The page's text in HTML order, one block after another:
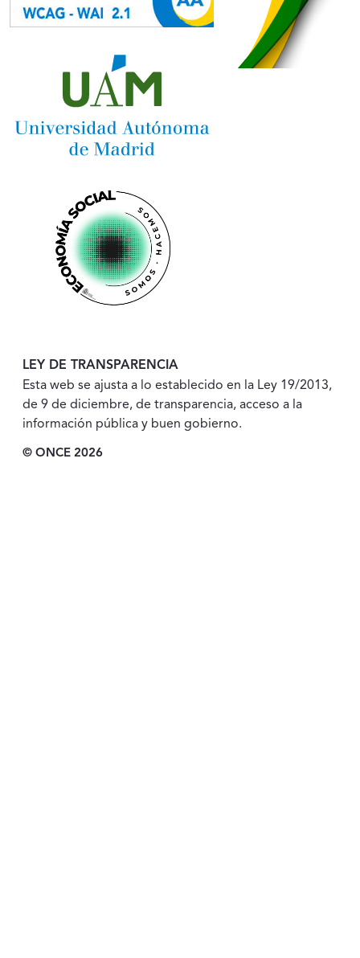
LEY DE TRANSPARENCIA
Esta web se ajusta a lo establecido en la Ley 19/2013,
de 9 de diciembre, de transparencia, acceso a la
información pública y buen gobierno.
© ONCE 2026